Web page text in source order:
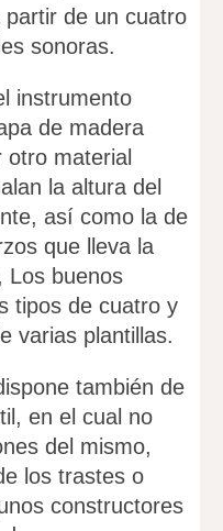
partir de un cuatro
sonoras.
instrumento
de madera
material
la altura del
así como la de
que lleva la
Los buenos
tipos de cuatro y
varias plantillas.
también de
en el cual no
del mismo,
los trastes o
constructores